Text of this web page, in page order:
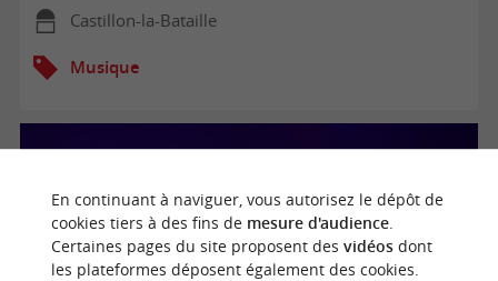
Castillon-la-Bataille
Musique
En continuant à naviguer, vous autorisez le dépôt de
cookies tiers à des fins de mesure d'audience.
Certaines pages du site proposent des vidéosdont
les plateformes déposent également des cookies.